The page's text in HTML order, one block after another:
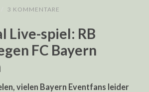
3 KOMMENTARE
Live-spiel: RB
FC Bayern
vielen Bayern Eventfans leider